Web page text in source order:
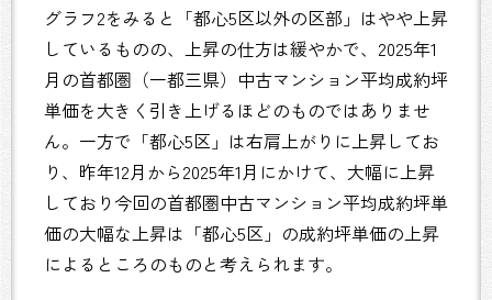
グラフ2をみると「都心5区以外の区部」はやや上昇
しているものの、上昇の仕方は緩やかで、2025年1
月の首都圏（一都三県）中古マンション平均成約坪
単価を大きく引き上げるほどのものではありませ
ん。一方で「都心5区」は右肩上がりに上昇してお
り、昨年12月から2025年1月にかけて、大幅に上昇
しており今回の首都圏中古マンション平均成約坪単
価の大幅な上昇は「都心5区」の成約坪単価の上昇
によるところのものと考えられます。